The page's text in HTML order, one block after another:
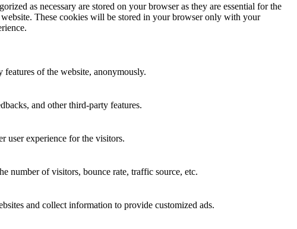
as necessary are stored on your browser as they are essential for the
These cookies will be stored in your browser only with your
features of the website, anonymously.
and other third-party features.
user experience for the visitors.
number of visitors, bounce rate, traffic source, etc.
and collect information to provide customized ads.